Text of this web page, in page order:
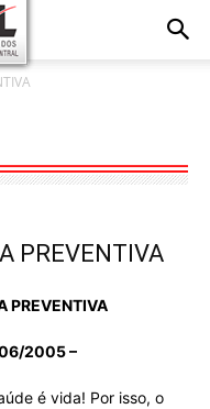
PREVENTIVA
PREVENTIVA
2005 –
é vida! Por isso, o